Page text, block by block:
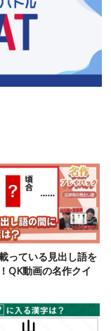
っている見出し語を
QK動画の名作クイ